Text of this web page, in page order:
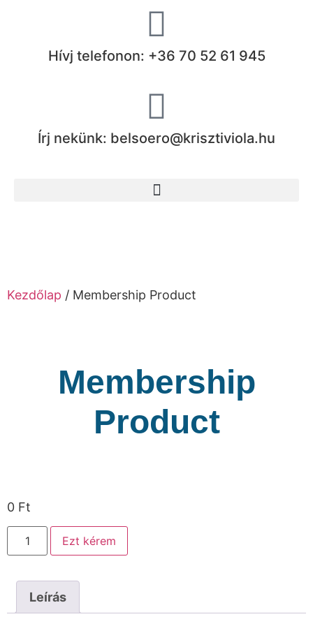
Hívj telefonon: +36 70 52 61 945
Írj nekünk: belsoero@krisztiviola.hu
Kezdőlap / Membership Product
Membership
Product
0 Ft
Ezt kérem
Leírás